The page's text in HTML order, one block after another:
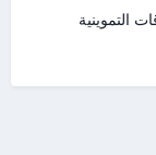
التموينية